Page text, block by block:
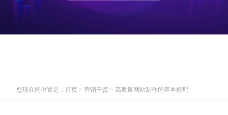
您现在的位置是： 首页 > 营销干货 > 高质量网站制作的基本标配